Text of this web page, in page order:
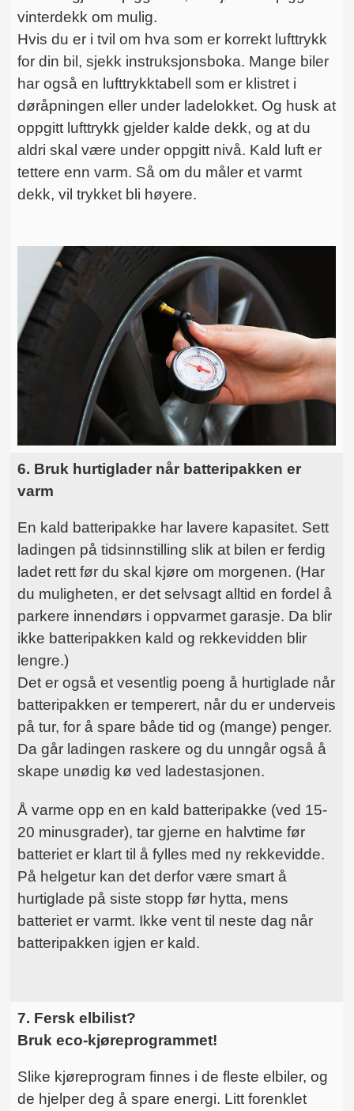
vinterdekk om mulig.
Hvis du er i tvil om hva som er korrekt lufttrykk
for din bil, sjekk instruksjonsboka. Mange biler
har også en lufttrykktabell som er klistret i
døråpningen eller under ladelokket. Og husk at
oppgitt lufttrykk gjelder kalde dekk, og at du
aldri skal være under oppgitt nivå. Kald luft er
tettere enn varm. Så om du måler et varmt
dekk, vil trykket bli høyere.
6. Bruk hurtiglader når batteripakken er
varm
En kald batteripakke har lavere kapasitet. Sett
ladingen på tidsinnstilling slik at bilen er ferdig
ladet rett før du skal kjøre om morgenen. (Har
du muligheten, er det selvsagt alltid en fordel å
parkere innendørs i oppvarmet garasje. Da blir
ikke batteripakken kald og rekkevidden blir
lengre.)
Det er også et vesentlig poeng å hurtiglade når
batteripakken er temperert, når du er underveis
på tur, for å spare både tid og (mange) penger.
Da går ladingen raskere og du unngår også å
skape unødig kø ved ladestasjonen.
Å varme opp en en kald batteripakke (ved 15-
20 minusgrader), tar gjerne en halvtime før
batteriet er klart til å fylles med ny rekkevidde.
På helgetur kan det derfor være smart å
hurtiglade på siste stopp før hytta, mens
batteriet er varmt. Ikke vent til neste dag når
batteripakken igjen er kald.
7. Fersk elbilist?
Bruk eco-kjøreprogrammet!
Slike kjøreprogram finnes i de fleste elbiler, og
de hjelper deg å spare energi. Litt forenklet